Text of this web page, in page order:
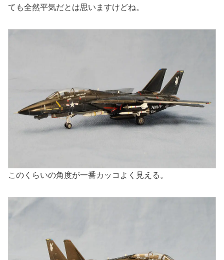
ても全然平気だとは思いますけどね。
このくらいの角度が一番カッコよく見える。